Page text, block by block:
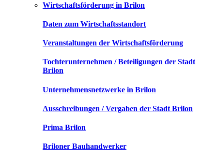
Wirtschaftsförderung in Brilon
Daten zum Wirtschaftsstandort
Veranstaltungen der Wirtschaftsförderung
Tochterunternehmen / Beteiligungen der Stadt
Brilon
Unternehmensnetzwerke in Brilon
Ausschreibungen / Vergaben der Stadt Brilon
Prima Brilon
Briloner Bauhandwerker